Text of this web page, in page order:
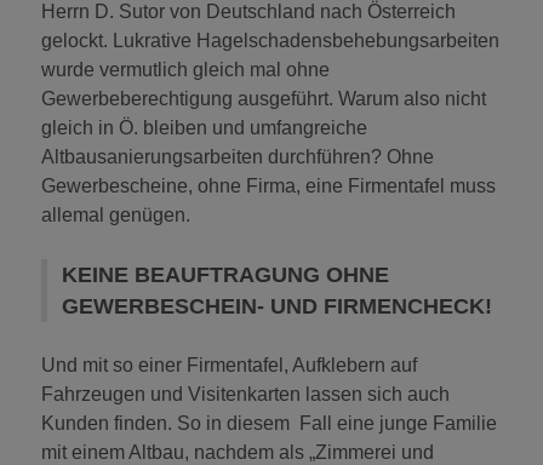
Herrn D. Sutor von Deutschland nach Österreich
gelockt. Lukrative Hagelschadensbehebungsarbeiten
wurde vermutlich gleich mal ohne
Gewerbeberechtigung ausgeführt. Warum also nicht
gleich in Ö. bleiben und umfangreiche
Altbausanierungsarbeiten durchführen? Ohne
Gewerbescheine, ohne Firma, eine Firmentafel muss
allemal genügen.
KEINE BEAUFTRAGUNG OHNE
GEWERBESCHEIN- UND FIRMENCHECK!
Und mit so einer Firmentafel, Aufklebern auf
Fahrzeugen und Visitenkarten lassen sich auch
Kunden finden. So in diesem Fall eine junge Familie
mit einem Altbau, nachdem als „Zimmerei und